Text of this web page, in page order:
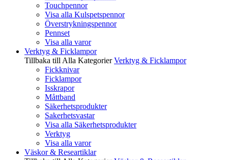
Touchpennor
Visa alla Kulspetspennor
Överstrykningspennor
Pennset
Visa alla varor
Verktyg & Ficklampor
Tillbaka till Alla Kategorier Verktyg & Ficklampor
Fickknivar
Ficklampor
Isskrapor
Måttband
Säkerhetsprodukter
Sakerhetsvastar
Visa alla Säkerhetsprodukter
Verktyg
Visa alla varor
Väskor & Researtiklar